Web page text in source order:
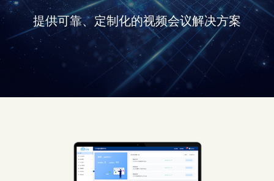
提供可靠、定制化的视频会议解决方案